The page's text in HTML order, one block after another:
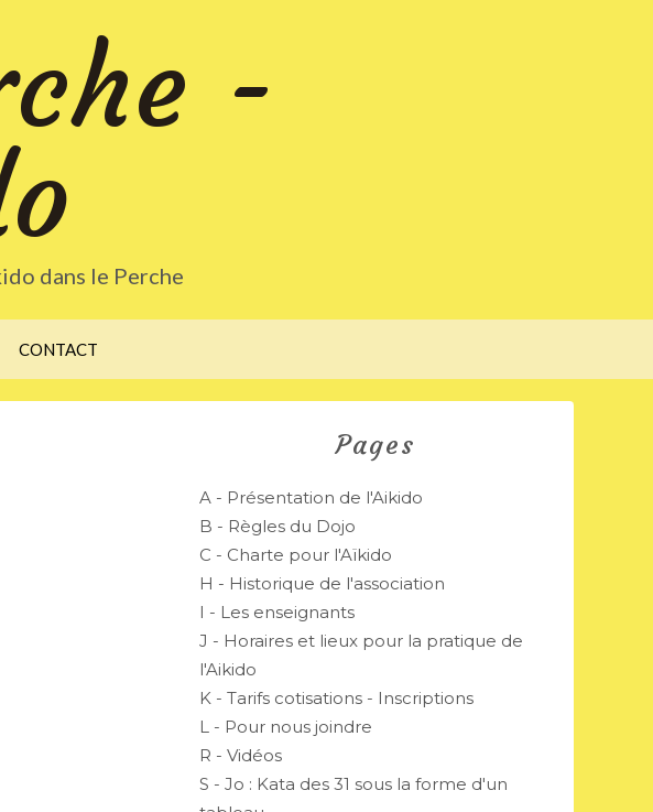
-
dans le Perche
CONTACT
Pages
A - Présentation de l'Aikido
B - Règles du Dojo
C - Charte pour l'Aïkido
H - Historique de l'association
I - Les enseignants
J - Horaires et lieux pour la pratique de
l'Aikido
K - Tarifs cotisations - Inscriptions
L - Pour nous joindre
R - Vidéos
S - Jo : Kata des 31 sous la forme d'un